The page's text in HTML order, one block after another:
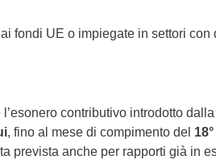
fondi UE o impiegate in settori con
contributivo introdotto dalla
, fino al mese di compimento del
prevista anche per rapporti già in